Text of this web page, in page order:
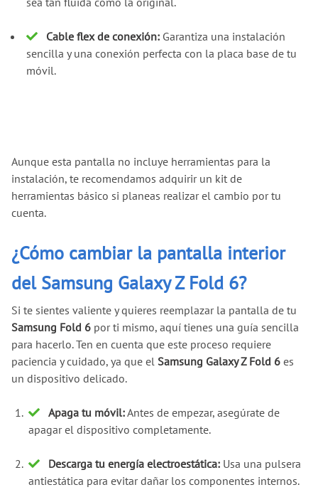
Cable flex de conexión:Garantiza una instalación
sencilla y una conexión perfecta con la placa base de tu
móvil.
Aunque esta pantalla no incluye herramientas para la
instalación, te recomendamos adquirir un kit de
herramientas básico si planeas realizar el cambio por tu
cuenta.
¿Cómo cambiar la pantalla interior
del Samsung Galaxy Z Fold 6?
Si te sientes valiente y quieres reemplazar la pantalla de tu
Samsung Fold 6 por ti mismo, aquí tienes una guía sencilla
para hacerlo. Ten en cuenta que este proceso requiere
paciencia y cuidado, ya que el Samsung Galaxy Z Fold 6 es
un dispositivo delicado.
Apaga tu móvil:Antes de empezar, asegúrate de
apagar el dispositivo completamente.
Descarga tu energía electroestática: Usa una pulsera
antiestática para evitar dañar los componentes internos.